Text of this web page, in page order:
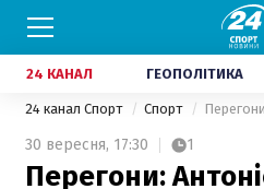
24 КАНАЛ ГЕОПОЛІТИКА
24 канал Спорт Спорт
30 вересня, 17:30 1
Перегони: